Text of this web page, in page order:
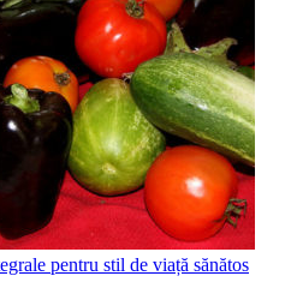
pentru stil de viață sănătos